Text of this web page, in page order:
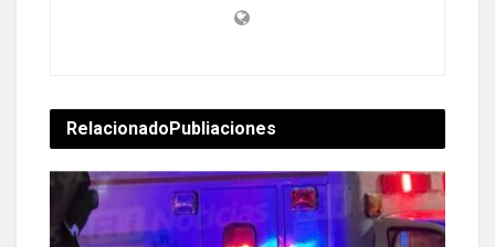
RelacionadoPubliaciones